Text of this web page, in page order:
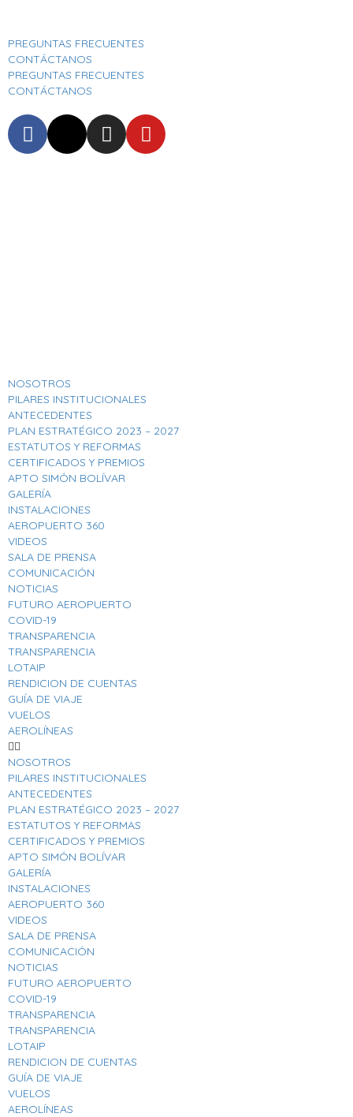
PREGUNTAS FRECUENTES
CONTÁCTANOS
PREGUNTAS FRECUENTES
CONTÁCTANOS
NOSOTROS
PILARES INSTITUCIONALES
ANTECEDENTES
PLAN ESTRATÉGICO 2023 – 2027
ESTATUTOS Y REFORMAS
CERTIFICADOS Y PREMIOS
APTO SIMÓN BOLÍVAR
GALERÍA
INSTALACIONES
AEROPUERTO 360
VIDEOS
SALA DE PRENSA
COMUNICACIÓN
NOTICIAS
FUTURO AEROPUERTO
COVID-19
TRANSPARENCIA
TRANSPARENCIA
LOTAIP
RENDICION DE CUENTAS
GUÍA DE VIAJE
VUELOS
AEROLÍNEAS
NOSOTROS
PILARES INSTITUCIONALES
ANTECEDENTES
PLAN ESTRATÉGICO 2023 – 2027
ESTATUTOS Y REFORMAS
CERTIFICADOS Y PREMIOS
APTO SIMÓN BOLÍVAR
GALERÍA
INSTALACIONES
AEROPUERTO 360
VIDEOS
SALA DE PRENSA
COMUNICACIÓN
NOTICIAS
FUTURO AEROPUERTO
COVID-19
TRANSPARENCIA
TRANSPARENCIA
LOTAIP
RENDICION DE CUENTAS
GUÍA DE VIAJE
VUELOS
AEROLÍNEAS